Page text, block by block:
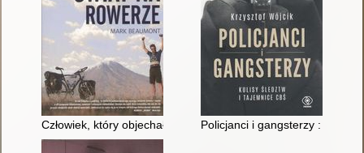
Człowiek, który objechał świat na rowerzePolicjanci i gangsterzy : kulisy